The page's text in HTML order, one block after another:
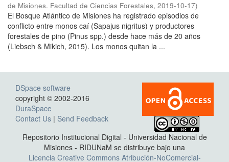
de Misiones. Facultad de Ciencias Forestales, 2019-10-17)
El Bosque Atlántico de Misiones ha registrado episodios de
conflicto entre monos caí (Sapajus nigritus) y productores
forestales de pino (Pinus spp.) desde hace más de 20 años
(Liebsch & Mikich, 2015). Los monos quitan la ...
DSpace software
copyright © 2002-2016
DuraSpace
Contact Us | Send Feedback
Repositorio Institucional Digital - Universidad Nacional de
Misiones - RIDUNaM se distribuye bajo una
Licencia Creative Commons Atribución-NoComercial-